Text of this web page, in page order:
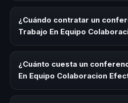
Efectiva es un experto que
estrategias y experiencias sobre
corporativos, convenciones y
generar reflexión, inspiración y
¿Cuándo contratar un
Trabajo En Equipo
Colaboracion Efectiva para kick-
anuales, programas de
o cuando tu organización
cultural relacionado con esta
¿Cuánto cuesta un
En Equipo Colaboracion